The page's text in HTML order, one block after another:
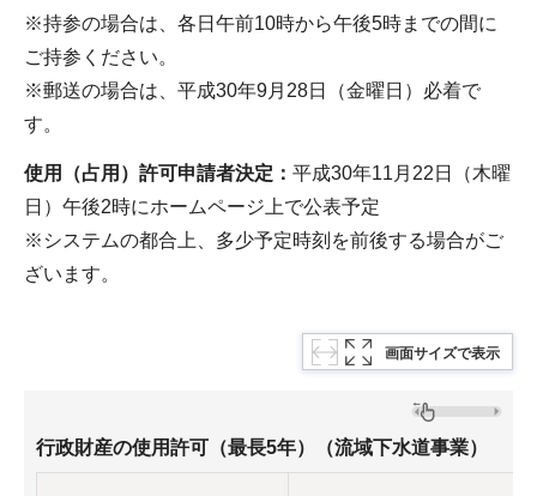
※持参の場合は、各日午前10時から午後5時までの間に
ご持参ください。
※郵送の場合は、平成30年9月28日（金曜日）必着で
す。
使用（占用）許可申請者決定： 平成30年11月22日（木曜
日）午後2時にホームページ上で公表予定
※システムの都合上、多少予定時刻を前後する場合がご
ざいます。
画面サイズで表示
行政財産の使用許可（最長5年）（流域下水道事業）